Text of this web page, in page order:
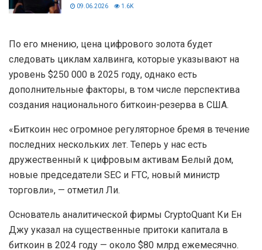
работает платформа, регистрация и вход в
личный кабинет, преимущества и недостатки,
отзывы о бинодекс
16.07.2026 1.5K
Артур Хейс продал Worldcoin после серии
позитивных постов
По его мнению, цена цифрового золота будет
следовать циклам халвинга, которые указывают на
уровень $250 000 в 2025 году, однако есть
создания национального биткоин-резерва в США.
«Биткоин нес огромное регуляторное бремя в течение